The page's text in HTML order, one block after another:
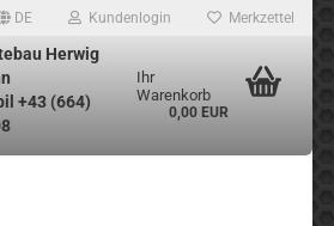
DE Kundenlogin Merkzettel
Herwig
+43 (664)
Ihr
Warenkorb
0,00 EUR